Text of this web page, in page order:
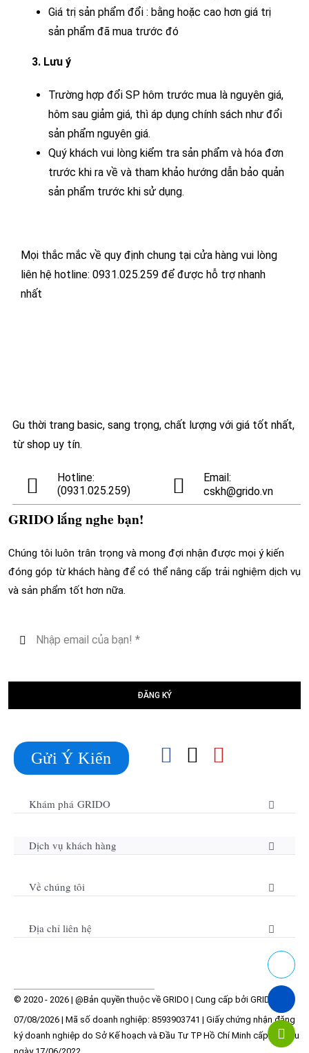
Giá trị sản phẩm đổi : bằng hoặc cao hơn giá trị
sản phẩm đã mua trước đó
3. Lưu ý
Trường hợp đổi SP hôm trước mua là nguyên giá,
hôm sau giảm giá, thì áp dụng chính sách như đổi
sản phẩm nguyên giá.
Quý khách vui lòng kiểm tra sản phẩm và hóa đơn
trước khi ra về và tham khảo hướng dẫn bảo quản
sản phẩm trước khi sử dụng.
Mọi thắc mắc về quy định chung tại cửa hàng vui lòng
liên hệ hotline: 0931.025.259 để được hỗ trợ nhanh
nhất
Gu thời trang basic, sang trọng, chất lượng với giá tốt nhất,
từ shop uy tín.
Gửi Ý Kiến
Hotline:
(0931.025.259)
Email:
cskh@grido.vn
Khám phá GRIDO
Dịch vụ khách hàng
Về chúng tôi
Địa chỉ liên hệ
GRIDO lắng nghe bạn!
Chúng tôi luôn trân trọng và mong đợi nhận được mọi ý kiến
đóng góp từ khách hàng để có thể nâng cấp trải nghiệm dịch vụ
và sản phẩm tốt hơn nữa.
ĐĂNG KÝ
© 2020 - 2026 | @Bản quyền thuộc về GRIDO | Cung cấp bởi GRIDO
07/08/2026 | Mã số doanh nghiệp: 8593903741 | Giấy chứng nhận đăng
ký doanh nghiệp do Sở Kế hoạch và Đầu Tư TP Hồ Chí Minh cấp lần đầu